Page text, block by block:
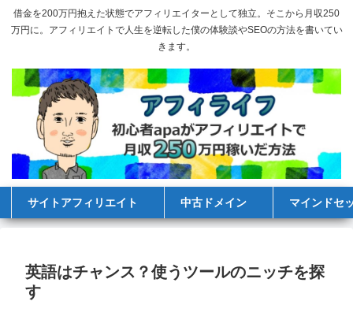
借金を200万円抱えた状態でアフィリエイターとして独立。そこから月収250
万円に。アフィリエイトで人生を逆転した僕の体験談やSEOの方法を書いてい
きます。
サイトアフィリエイト 中古ドメイン マインドセ
英語はチャンス？使うツールのニッチを探
す